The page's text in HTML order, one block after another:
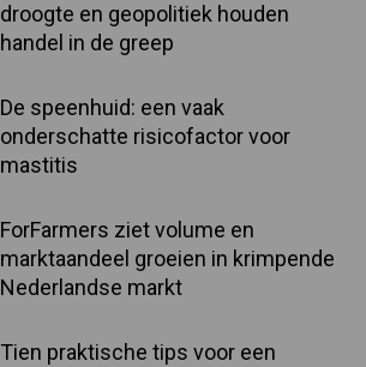
droogte en geopolitiek houden
handel in de greep
De speenhuid: een vaak
onderschatte risicofactor voor
mastitis
ForFarmers ziet volume en
marktaandeel groeien in krimpende
Nederlandse markt
Tien praktische tips voor een